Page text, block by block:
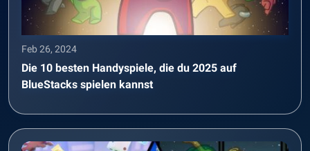
Feb 26, 2024
Die 10 besten Handyspiele, die du 2025 auf
BlueStacks spielen kannst